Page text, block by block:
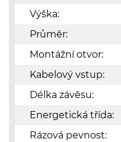
Výška:
Průměr:
Montážní otvor:
Kabelový vstup:
Délka závěsu:
Energetická třída:
Rázová pevnost: